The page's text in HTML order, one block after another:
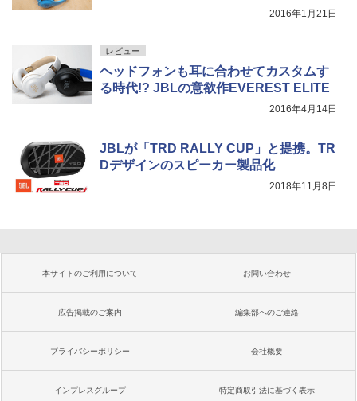
2016年1月21日
レビュー
ヘッドフォンも耳に合わせてカスタムす
る時代!? JBLの意欲作EVEREST ELITE
2016年4月14日
JBLが「TRD RALLY CUP」と提携。TR
Dデザインのスピーカー製品化
2018年11月8日
本サイトのご利用について お問い合わせ
広告掲載のご案内 編集部へのご連絡
プライバシーポリシー 会社概要
インプレスグループ 特定商取引法に基づく表示